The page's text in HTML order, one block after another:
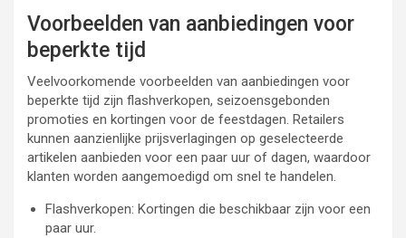
Voorbeelden van aanbiedingen voor
beperkte tijd
Veelvoorkomende voorbeelden van aanbiedingen voor
beperkte tijd zijn flashverkopen, seizoensgebonden
promoties en kortingen voor de feestdagen. Retailers
kunnen aanzienlijke prijsverlagingen op geselecteerde
artikelen aanbieden voor een paar uur of dagen, waardoor
klanten worden aangemoedigd om snel te handelen.
Flashverkopen: Kortingen die beschikbaar zijn voor een
paar uur.